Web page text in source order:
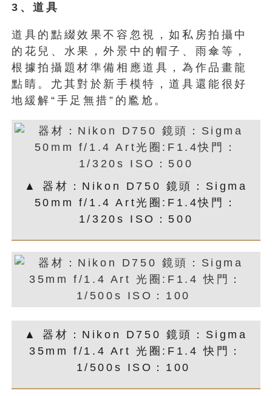
3 、道具
道具的點綴效果不容忽視，如私房拍攝中
的花兒、水果，外景中的帽子、雨傘等，
根據拍攝題材準備相應道具，為作品畫龍
點睛。尤其對於新手模特，道具還能很好
地緩解“手足無措”的尷尬。
▲ 器材：Nikon D750 鏡頭：Sigma
50mm f/1.4 Art光圈:F1.4快門：
1/320s ISO：500
▲ 器材：Nikon D750 鏡頭：Sigma
35mm f/1.4 Art 光圈:F1.4 快門：
1/500s ISO：100